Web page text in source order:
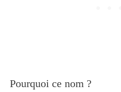
Pourquoi ce nom ?